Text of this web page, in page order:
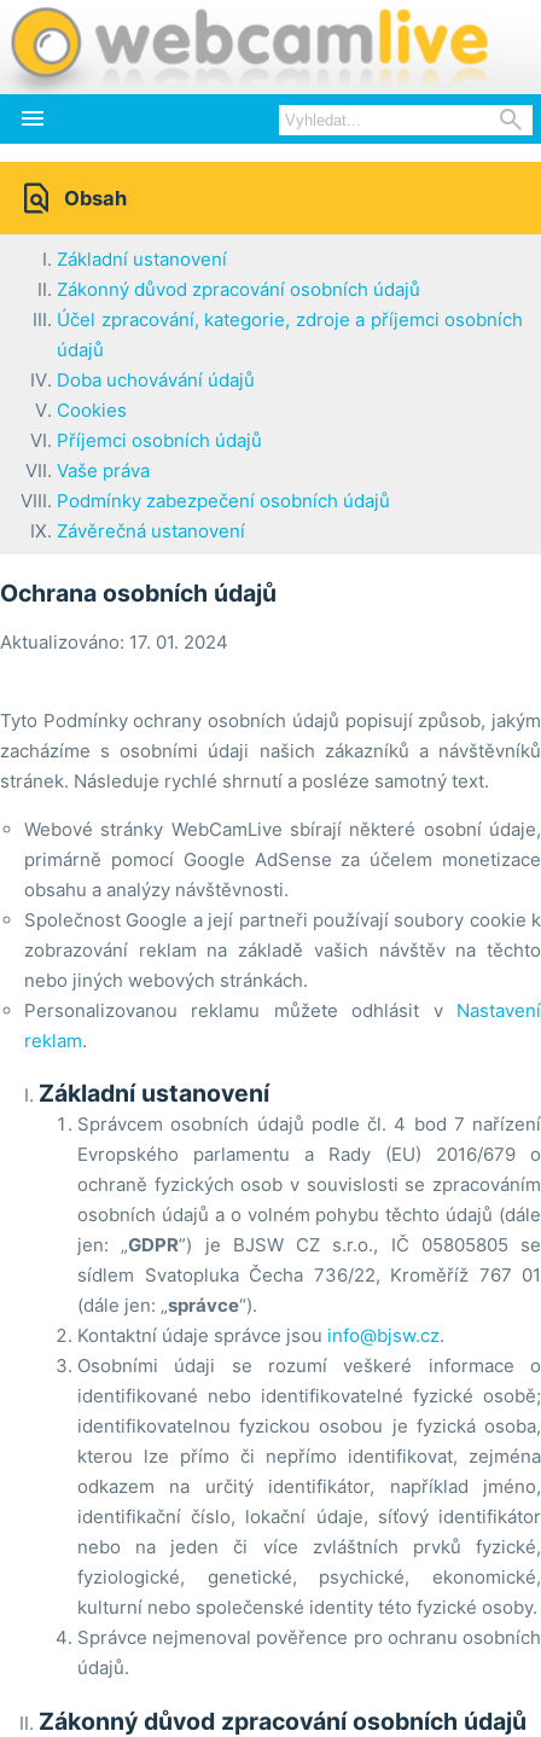
 
 Obsah
Základní ustanovení
Zákonný důvod zpracování osobních údajů
Účel zpracování, kategorie, zdroje a příjemci osobních
údajů
Doba uchovávání údajů
Cookies
Příjemci osobních údajů
Vaše práva
Podmínky zabezpečení osobních údajů
Závěrečná ustanovení
Ochrana osobních údajů
Aktualizováno: 17. 01. 2024
Tyto Podmínky ochrany osobních údajů popisují způsob, jakým
zacházíme s osobními údaji našich zákazníků a návštěvníků
stránek. Následuje rychlé shrnutí a posléze samotný text.
Webové stránky WebCamLive sbírají některé osobní údaje,
primárně pomocí Google AdSense za účelem monetizace
obsahu a analýzy návštěvnosti.
Společnost Google a její partneři používají soubory cookie k
zobrazování reklam na základě vašich návštěv na těchto
nebo jiných webových stránkách.
Personalizovanou reklamu můžete odhlásit v Nastavení
reklam.
Základní ustanovení
Správcem osobních údajů podle čl. 4 bod 7 nařízení
Evropského parlamentu a Rady (EU) 2016/679 o
ochraně fyzických osob v souvislosti se zpracováním
osobních údajů a o volném pohybu těchto údajů (dále
jen: „GDPR”) je BJSW CZ s.r.o., IČ 05805805 se
sídlem Svatopluka Čecha 736/22, Kroměříž 767 01
(dále jen: „správce“).
Kontaktní údaje správce jsou info@bjsw.cz.
Osobními údaji se rozumí veškeré informace o
identifikované nebo identifikovatelné fyzické osobě;
identifikovatelnou fyzickou osobou je fyzická osoba,
kterou lze přímo či nepřímo identifikovat, zejména
odkazem na určitý identifikátor, například jméno,
identifikační číslo, lokační údaje, síťový identifikátor
nebo na jeden či více zvláštních prvků fyzické,
fyziologické, genetické, psychické, ekonomické,
kulturní nebo společenské identity této fyzické osoby.
Správce nejmenoval pověřence pro ochranu osobních
údajů.
Zákonný důvod zpracování osobních údajů